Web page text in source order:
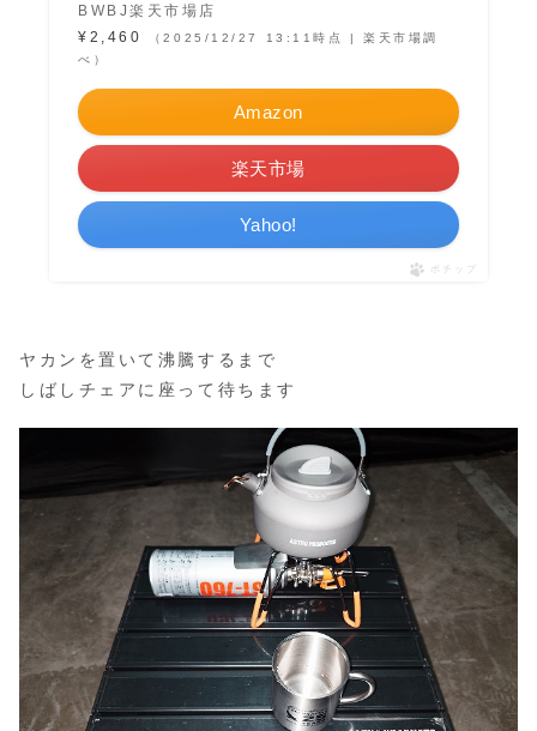
BWBJ楽天市場店
¥2,460
（2025/12/27 13:11時点 | 楽天市場調
べ）
Amazon
楽天市場
Yahoo!
ポチップ
ヤカンを置いて沸騰するまで
しばしチェアに座って待ちます